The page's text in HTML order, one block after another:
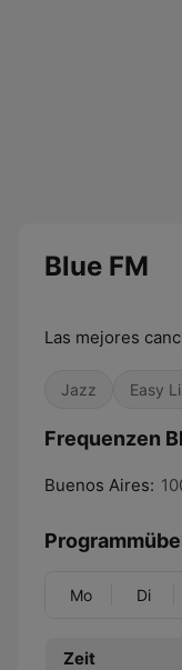
Blue FM
Las mejores
Jazz Easy
Frequenzen
Buenos Aires:
Mo Di
Zeit